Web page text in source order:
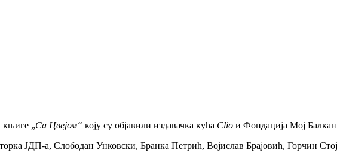
књигe „Са Цвeјом“ коју су објавили издавачка кућа Clio и Фондација Мој
ЈДП-а, Слободан Унковски, Бранка Пeтрић, Војислав Брајовић, Горчин